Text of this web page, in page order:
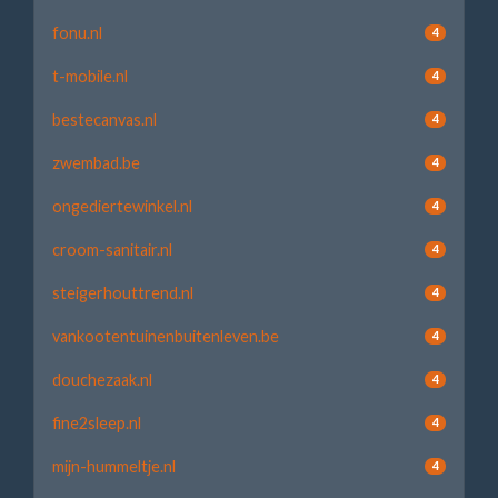
fonu.nl 4
t-mobile.nl 4
bestecanvas.nl 4
zwembad.be 4
ongediertewinkel.nl 4
croom-sanitair.nl 4
steigerhouttrend.nl 4
vankootentuinenbuitenleven.be 4
douchezaak.nl 4
fine2sleep.nl 4
mijn-hummeltje.nl 4